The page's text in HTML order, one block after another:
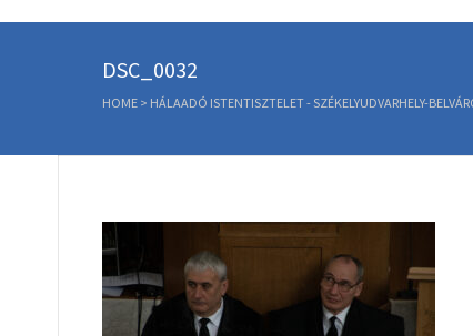
DSC_0032
HOME > HÁLAADÓ ISTENTISZTELET - SZÉKELYUDVARHELY-